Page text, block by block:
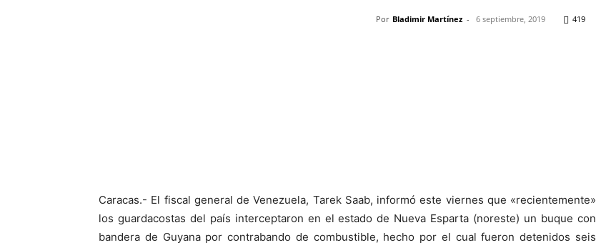
Por Bladimir Martínez - 6 septiembre, 2019 419
Caracas.- El fiscal general de Venezuela, Tarek Saab, informó este viernes que «recientemente»
los guardacostas del país interceptaron en el estado de Nueva Esparta (noreste) un buque con
bandera de Guyana por contrabando de combustible, hecho por el cual fueron detenidos seis